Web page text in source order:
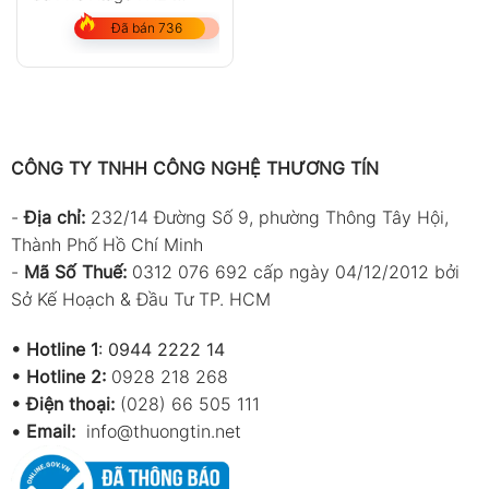
ổn định
Thiết kế nhỏ gọn, dễ sử dụng
Độ phân giải cao cho kết quả chính xác
Hỗ trợ nghiên cứu và phát triển công thức
pha chế
Đặc điểm nổi bật
Bộ thiết bị chuyên dụng dành cho ngành
cà phê chuyên nghiệp
Kiểm soát đồng thời nồng độ chiết xuất và
COFFEE (Brix)
Đã bán 736
CÔNG TY TNHH CÔNG NGHỆ THƯƠNG TÍN
-Địa chỉ: 232/14 Đường Số 9, phường Thông Tây Hội,
Thành Phố Hồ Chí Minh
- Mã Số Thuế: 0312 076 692 cấp ngày 04/12/2012 bởi
Sở Kế Hoạch & Đầu Tư TP. HCM
• Hotline 1: 0944 2222 14
• Hotline 2: 0928 218 268
• Điện thoại: (028) 66 505 111
• Email: info@thuongtin.net